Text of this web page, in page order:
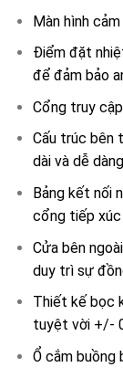
Màn hình
Điểm đặt
để đảm bảo
Cổng truy
Cấu trúc bên
dài và dễ
Bảng kết nối
cổng tiếp xúc
Cửa bên
duy trì sự
Thiết kế bọc
tuyệt vời +/-
Ổ cắm buồng